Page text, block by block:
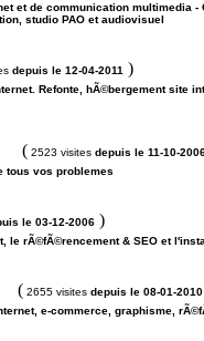
et de communication multimedia
studio PAO et audiovisuel
depuis le 12-04-2011 )
Refonte, hÃ©bergement site
( 2523 visites depuis le 11-10-
tous vos problemes
le 03-12-2006 )
le rÃ©fÃ©rencement & SEO et
( 2655 visites depuis le 08-01-2010
e-commerce, graphisme,